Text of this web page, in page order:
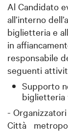
Al Candidato
all’interno
biglietteria e
in
responsabile
seguenti
Supporto
biglietteria
-
Città